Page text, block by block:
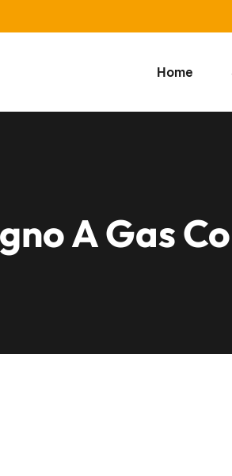
Home
A Gas